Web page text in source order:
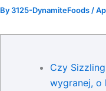
By 3125-DynamiteFoods /
Czy
wygranej, o